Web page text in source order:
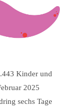
Kinder und
2025
sechs Tage